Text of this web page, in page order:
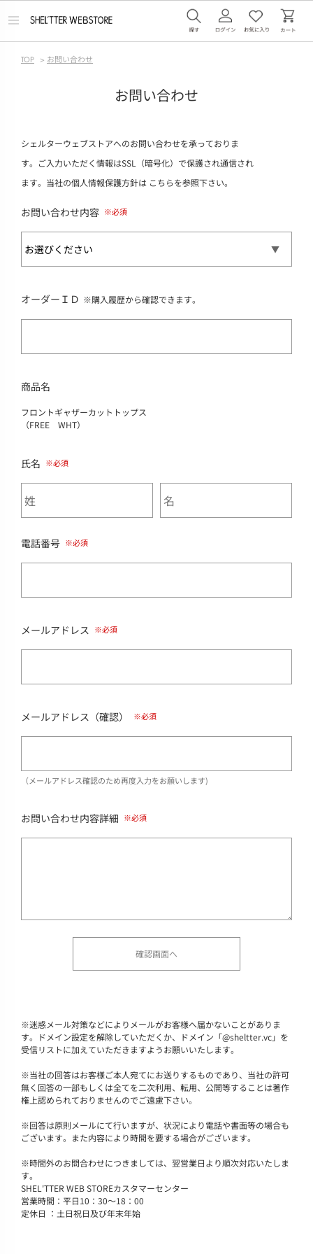
メ
TOP > お問い合わせ
お問い合わせ
シェルターウェブストアへのお問い合わせを承っておりま
す。ご入力いただく情報はSSL（暗号化）で保護され通信され
ます。当社の個人情報保護方針は こちらを参照下さい。
お問い合わせ内容
オーダーＩＤ ※購入履歴から確認できます。
商品名
フロントギャザーカットトップス
（FREE WHT）
氏名
電話番号
メールアドレス
メールアドレス（確認）
（メールアドレス確認のため再度入力をお願いします)
お問い合わせ内容詳細
※迷惑メール対策などによりメールがお客様へ届かないことがありま
す。ドメイン設定を解除していただくか、ドメイン「@sheltter.vc」を
受信リストに加えていただきますようお願いいたします。
※当社の回答はお客様ご本人宛てにお送りするものであり、当社の許可
無く回答の一部もしくは全てを二次利用、転用、公開等することは著作
権上認められておりませんのでご遠慮下さい。
※回答は原則メールにて行いますが、状況により電話や書面等の場合も
ございます。また内容により時間を要する場合がございます。
※時間外のお問合わせにつきましては、翌営業日より順次対応いたしま
す。
SHEL'TTER WEB STOREカスタマーセンター
営業時間：平日10：30～18：00
定休日 ：土日祝日及び年末年始